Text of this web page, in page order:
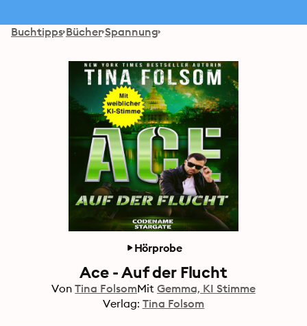
Buchtipps Bücher Spannung
Hörprobe
Ace - Auf der Flucht
Von Tina FolsomMit Gemma, KI Stimme
Verlag: Tina Folsom